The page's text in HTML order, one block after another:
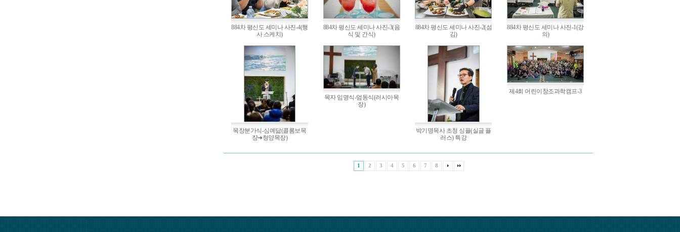
884차 평신도 세미나 사진-4(행
사 스케치)
884차 평신도 세미나 사진-3(음
식 및 간식)
884차 평신도 세미나 사진-2(섬
김)
884차 평신도 세미나 사진-1(강
의)
목장분가식-심예닮(콜롬보목
장➜청양목장)
목자 임명식-엄동식(러시아목
장)
박기명목사 초청 싱플(실글 플
러스) 특강
제4회 어린이창조과학캠프-3
1 2 3 4 5 6 7 8